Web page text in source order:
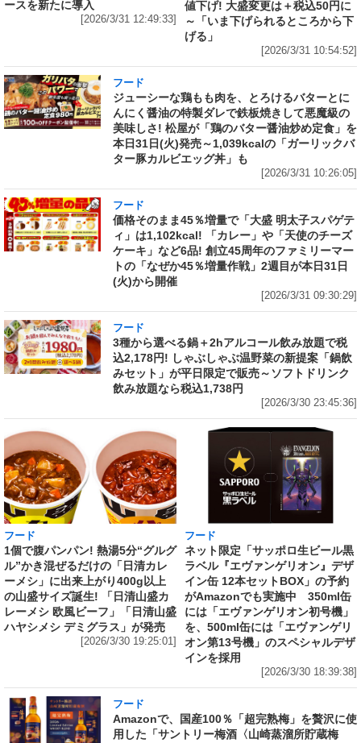
ースを新たに導入
[2026/3/31 12:49:33]
値下げ! 大盛変更は＋税込50円に
～「いま下げられるところから下
げる」
[2026/3/31 10:54:52]
フード
ジューシーな鶏もも肉を、とろけるバターとに
んにく醤油の特製ダレで鉄板焼きして悪魔級の
美味しさ! 松屋が「鶏のバター醤油炒め定食」を
本日31日(火)発売～1,039kcalの「ガーリックバ
ター豚カルビエッグ丼」も
[2026/3/31 10:26:05]
フード
価格そのまま45％増量で「大盛 明太子スパゲテ
ィ」は1,102kcal! 「カレー」や「天使のチーズ
ケーキ」など6品! 創立45周年のファミリーマー
トの「なぜか45％増量作戦」2週目が本日31日
(火)から開催
[2026/3/31 09:30:29]
フード
3種から選べる鍋＋2hアルコール飲み放題で税
込2,178円! しゃぶしゃぶ温野菜の新提案「鍋飲
みセット」が平日限定で販売～ソフトドリンク
飲み放題なら税込1,738円
[2026/3/30 23:45:36]
フード
1個で腹パンパン! 熱湯5分“グルグ
ル”かき混ぜるだけの「日清カレ
ーメシ」に出来上がり400g以上
の山盛サイズ誕生! 「日清山盛カ
レーメシ 欧風ビーフ」「日清山盛
ハヤシメシ デミグラス」が発売
[2026/3/30 19:25:01]
フード
ネット限定「サッポロ生ビール黒
ラベル『エヴァンゲリオン』デザ
イン缶 12本セットBOX」の予約
がAmazonでも実施中 350ml缶
には「エヴァンゲリオン初号機」
を、500ml缶には「エヴァンゲリ
オン第13号機」のスペシャルデザ
インを採用
[2026/3/30 18:39:38]
フード
Amazonで、国産100％「超完熟梅」を贅沢に使
用した「サントリー梅酒〈山崎蒸溜所貯蔵梅